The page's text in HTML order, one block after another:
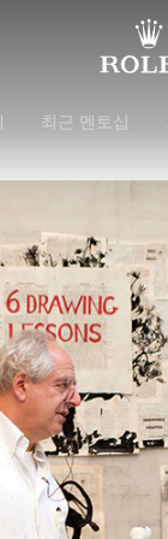
최근 멘토십